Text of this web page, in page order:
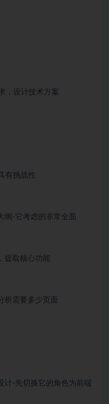
，设计技术方案
有挑战性
纲-它考虑的非常全面
提取核心功能
析需要多少页面
计-先切换它的角色为前端